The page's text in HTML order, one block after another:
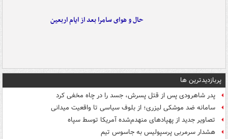
حال و هوای سامرا بعد از ایام اربعین
پربازدیدترین ها
پدر شاهرودی پس از قتل پسرش، جسد را در چاه مخفی کرد
سامانه ضد موشکی لیزری؛ از بلوف سیاسی تا واقعیت میدانی
تصاویر جدید از پهپادهای منهدم‌شده آمریکا توسط سپاه
هشدار سرمربی پرسپولیس به جاسوس تیم